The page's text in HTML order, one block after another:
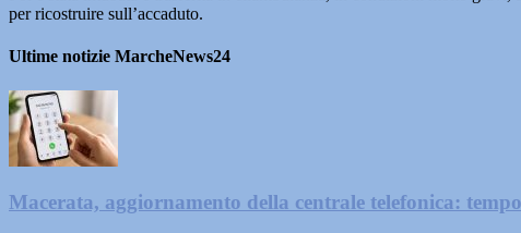
per ricostruire sull’accaduto.
Ultime notizie MarcheNews24
Macerata, aggiornamento della centrale telefonica: